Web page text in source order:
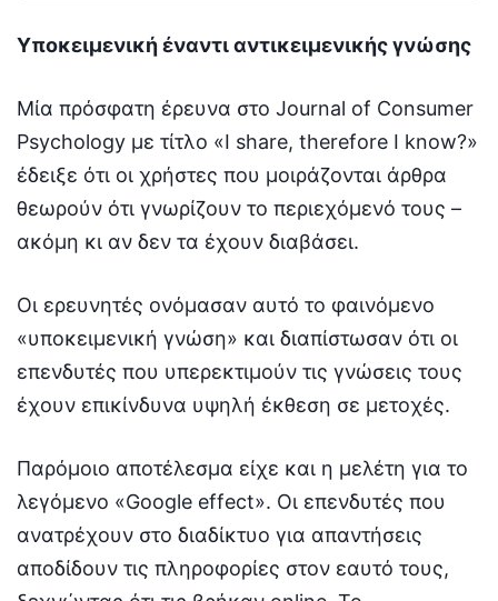
Υποκειμενική έναντι αντικειμενικής γνώσης
Μία πρόσφατη έρευνα στο Journal of Consumer
Psychology με τίτλο «I share, therefore I know?»
έδειξε ότι οι χρήστες που μοιράζονται άρθρα
θεωρούν ότι γνωρίζουν το περιεχόμενό τους –
ακόμη κι αν δεν τα έχουν διαβάσει.
Οι ερευνητές ονόμασαν αυτό το φαινόμενο
«υποκειμενική γνώση» και διαπίστωσαν ότι οι
επενδυτές που υπερεκτιμούν τις γνώσεις τους
έχουν επικίνδυνα υψηλή έκθεση σε μετοχές.
Παρόμοιο αποτέλεσμα είχε και η μελέτη για το
λεγόμενο «Google effect». Οι επενδυτές που
ανατρέχουν στο διαδίκτυο για απαντήσεις
αποδίδουν τις πληροφορίες στον εαυτό τους,